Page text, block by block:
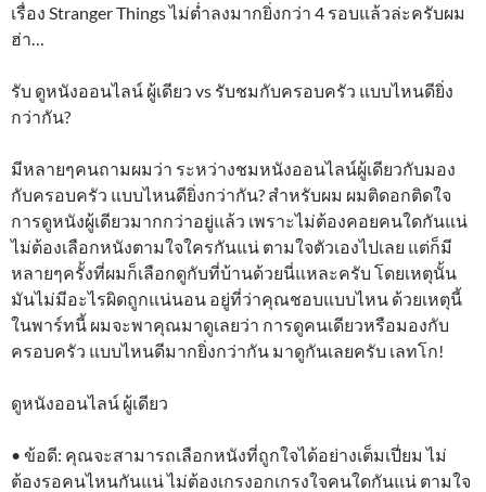
เรื่อง Stranger Things ไม่ต่ำลงมากยิ่งกว่า 4 รอบแล้วล่ะครับผม
ฮ่า…
รับ ดูหนังออนไลน์ ผู้เดียว vs รับชมกับครอบครัว แบบไหนดียิ่ง
กว่ากัน?
มีหลายๆคนถามผมว่า ระหว่างชมหนังออนไลน์ผู้เดียวกับมอง
กับครอบครัว แบบไหนดียิ่งกว่ากัน? สำหรับผม ผมติดอกติดใจ
การดูหนังผู้เดียวมากกว่าอยู่แล้ว เพราะไม่ต้องคอยคนใดกันแน่
ไม่ต้องเลือกหนังตามใจใครกันแน่ ตามใจตัวเองไปเลย แต่ก็มี
หลายๆครั้งที่ผมก็เลือกดูกับที่บ้านด้วยนี่แหละครับ โดยเหตุนั้น
มันไม่มีอะไรผิดถูกแน่นอน อยู่ที่ว่าคุณชอบแบบไหน ด้วยเหตุนี้
ในพาร์ทนี้ ผมจะพาคุณมาดูเลยว่า การดูคนเดียวหรือมองกับ
ครอบครัว แบบไหนดีมากยิ่งกว่ากัน มาดูกันเลยครับ เลทโก!
ดูหนังออนไลน์ ผู้เดียว
• ข้อดี: คุณจะสามารถเลือกหนังที่ถูกใจได้อย่างเต็มเปี่ยม ไม่
ต้องรอคนไหนกันแน่ ไม่ต้องเกรงอกเกรงใจคนใดกันแน่ ตามใจ